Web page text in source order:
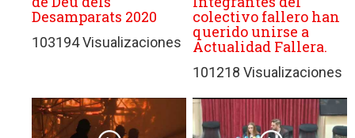
Desamparats 2020
103194 Visualizaciones
colectivo fallero han
querido unirse a
Actualidad Fallera.
101218 Visualizaciones